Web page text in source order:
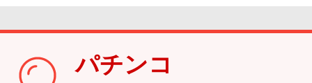
パチンコ